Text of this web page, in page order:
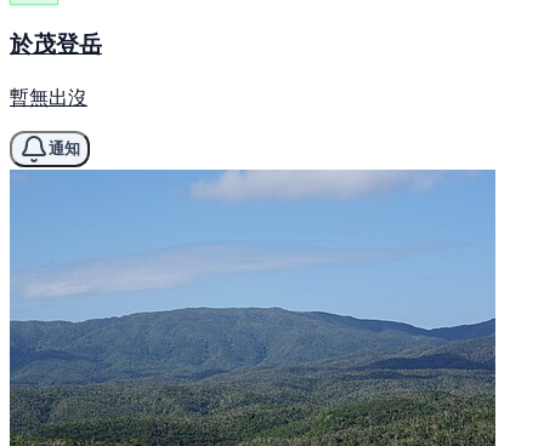
於茂登岳
暫無出沒
通知